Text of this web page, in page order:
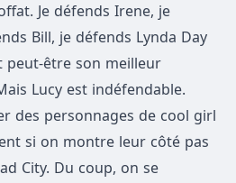
Je défends Irene, je
Bill, je défends Lynda Day
peut-être son meilleur
Lucy est indéfendable.
des personnages de cool girl
si on montre leur côté pas
City. Du coup, on se